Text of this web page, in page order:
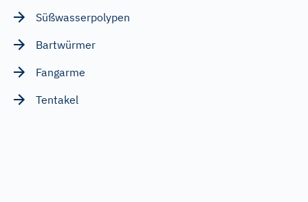
Süßwasserpolypen
Bartwürmer
Fangarme
Tentakel